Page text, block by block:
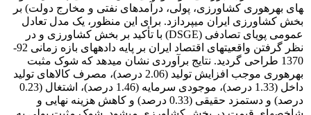
های بهره­وری کشاورزی، پولی، درآمدهای نفتی و مخارج دولت) بر
بخش کشاورزی ایران می­پردازد. برای این منظور، یک مدل تعادل
عمومی پویای تصادفی (DSGE) با تأکید بر بخش کشاورزی و در
نظر گرفتن واقعیت­های اقتصاد ایران بر پایه داد­ه­های بازه زمانی 92-
1370 طراحی گردید. نتایج برآوردی نشان می­دهد که شوک مثبت
بهره­وری موجب افزایش تولید (2.06 درصد)، مصرف کالاهای تولید
داخل (1.33 درصد)، موجودی سرمایه (1.46 درصد)، اشتغال (0.23
درصد) و دستمزد حقیقی (0.33 درصد) و کاهش هزینه نهایی و